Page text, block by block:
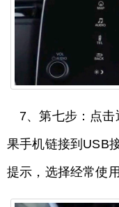
7、第七步：点
果手机链接到USB
提示，选择经常使用